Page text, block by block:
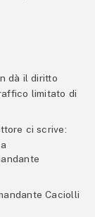
dà il diritto
limitato di
ci scrive:
Caciolli